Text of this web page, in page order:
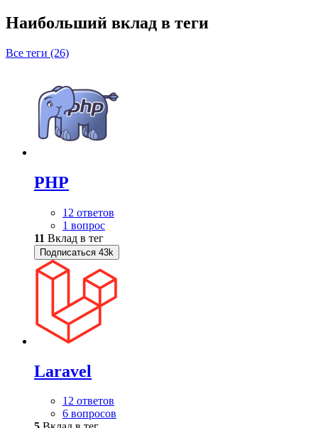
Наибольший вклад в теги
Все теги (26)
PHP
12 ответов
1 вопрос
11 Вклад в тег
Подписаться 43k
Laravel
12 ответов
6 вопросов